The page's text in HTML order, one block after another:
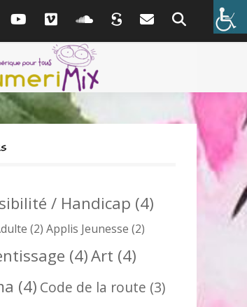
/ Handicap (4)
(2) Applis Jeunesse (2)
(4)Art (4)
(4) Code de la route (3)